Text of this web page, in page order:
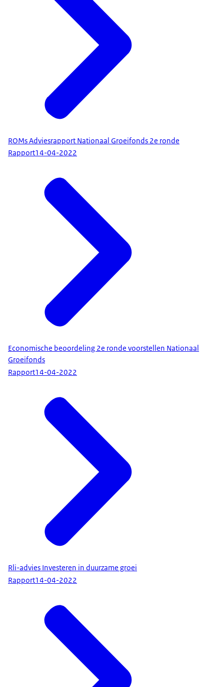
ROMs Adviesrapport Nationaal Groeifonds 2e ronde
Rapport14-04-2022
Economische beoordeling 2e ronde voorstellen Nationaal
Groeifonds
Rapport14-04-2022
Rli-advies Investeren in duurzame groei
Rapport14-04-2022